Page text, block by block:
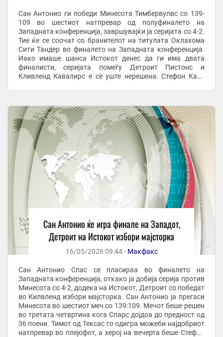
Сан Антонио ги победи Минесота Тимбервулвс со 139-
109 во шестиот натпревар од полуфиналето на
Западната конференција, завршувајќи ја серијата со 4-2.
Тие ќе се соочат со бранителот на титулата Оклахома
Сити Тандер во финалето на Западната конференција.
Иако имаше шанса Истокот денес да ги има двата
финалисти, серијата помеѓу Детроит Пистонс и
Кливленд Кавалирс е сè уште нерешена. Стефон Касл
Сан Антонио ќе игра финале на Западот,
Детроит на Истокот избори мајсторка
16/05/2026 09:44 - Макфакс
Сан Антонио Спас се пласираа во финалето на
Западната конференција, откако ја добија серија против
Минесота со 4-2, додека на Истокот, Детроит со победат
во Килвленд избори мајсторка. Сан Антонио ја прегаси
Минесота во шестиот меч со 139:109. Мечот беше решен
во третата четвртина кога Спарс дојдоа до предност од
36 поени. Тимот од Тексас го одигра можеби најдобриот
натпревар во плејофот, а херој на вечерта беше Стефон